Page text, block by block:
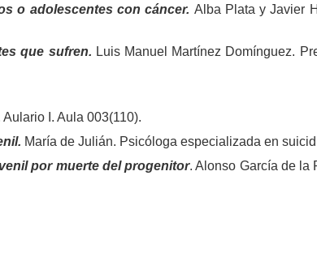
o adolescentes con cáncer. Alba Plata y Javier
que sufren. Luis Manuel Martínez Domínguez.
I. Aula 003(110).
María de Julián. Psicóloga especializada en
por muerte del progenitor. Alonso García de la